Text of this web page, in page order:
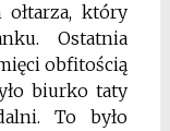
który
Ostatnia
obfitością
biurko taty
To było